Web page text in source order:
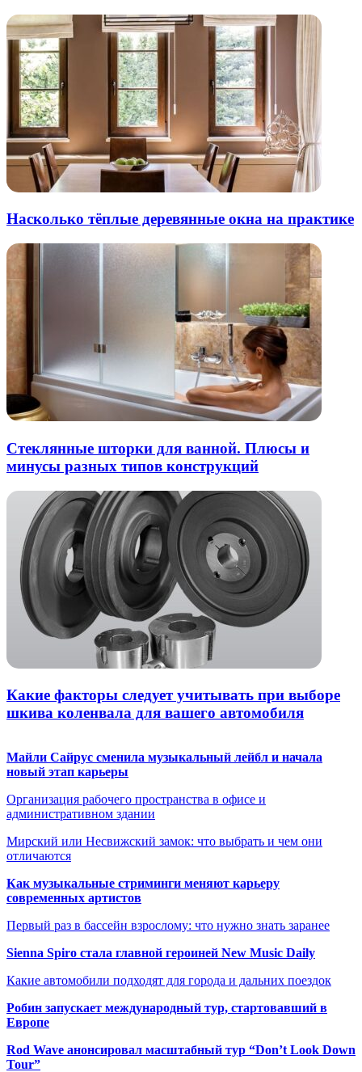
Насколько тёплые деревянные окна на практике
Стеклянные шторки для ванной. Плюсы и
минусы разных типов конструкций
Какие факторы следует учитывать при выборе
шкива коленвала для вашего автомобиля
Майли Сайрус сменила музыкальный лейбл и начала
новый этап карьеры
Организация рабочего пространства в офисе и
административном здании
Мирский или Несвижский замок: что выбрать и чем они
отличаются
Как музыкальные стриминги меняют карьеру
современных артистов
Первый раз в бассейн взрослому: что нужно знать заранее
Sienna Spiro стала главной героиней New Music Daily
Какие автомобили подходят для города и дальних поездок
Робин запускает международный тур, стартовавший в
Европе
Rod Wave анонсировал масштабный тур “Don’t Look Down
Tour”